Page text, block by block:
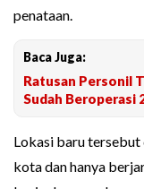
penataan.
Baca Juga:
Ratusan Personil
Sudah Beroperasi
Lokasi baru tersebut
kota dan hanya